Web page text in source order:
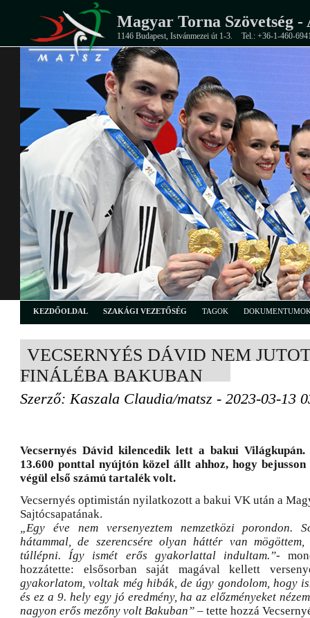
Magyar Torna Szövetség -
1146 Budapest, Istvánmezei út 1-3. Tel.: +36-1-460-
KEZDŐOLDAL SZAKÁGI VEZETŐSÉG TAGOK
VECSERNYÉS DÁVID NEM
FINÁLÉBA BAKUBAN
Szerző: Kaszala Claudia/matsz - 2023-03-13
Vecsernyés Dávid kilencedik lett a bakui
13.600 ponttal nyújtón közel állt ahhoz, hogy
végül első számú tartalék volt.
Vecsernyés optimistán nyilatkozott a bakui VK után a
Sajtócsapatának.
„Egy éve nem versenyeztem nemzetközi porondon.
hátammal, de szerencsére olyan háttér van
túllépni. Így ismét erős gyakorlattal indultam.”-
hozzátette: elsősorban saját magával kellett
gyakorlatom, voltak még hibák, de úgy gondolom, hogy
és ez a 9. hely egy jó eredmény, ha az előzményeket
nagyon erős mezőny volt Bakuban” – tette hozzá